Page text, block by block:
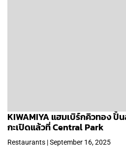
KIWAMIYA แฮมเบิร์กคิวทอง ปั้
กะเปิดแล้วที่ Central Park
Restaurants | September 16, 2025